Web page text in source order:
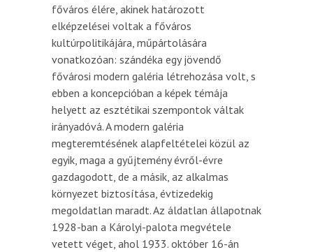
főváros élére, akinek határozott
elképzelései voltak a főváros
kultúrpolitikájára, műpártolására
vonatkozóan: szándéka egy jövendő
fővárosi modern galéria létrehozása volt, s
ebben a koncepcióban a képek témája
helyett az esztétikai szempontok váltak
irányadóvá. A modern galéria
megteremtésének alapfeltételei közül az
egyik, maga a gyűjtemény évről-évre
gazdagodott, de a másik, az alkalmas
környezet biztosítása, évtizedekig
megoldatlan maradt. Az áldatlan állapotnak
1928-ban a Károlyi-palota megvétele
vetett véget, ahol 1933. október 16-án